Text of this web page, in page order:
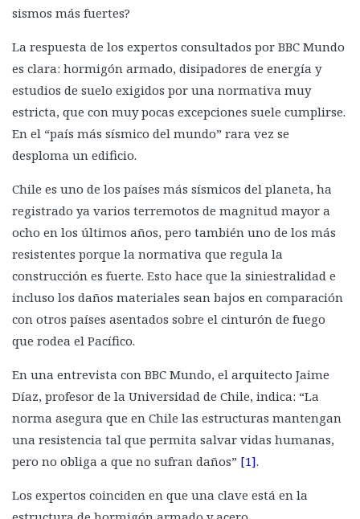
sismos más fuertes?
La respuesta de los expertos consultados por BBC Mundo
es clara: hormigón armado, disipadores de energía y
estudios de suelo exigidos por una normativa muy
estricta, que con muy pocas excepciones suele cumplirse.
En el “país más sísmico del mundo” rara vez se
desploma un edificio.
Chile es uno de los países más sísmicos del planeta, ha
registrado ya varios terremotos de magnitud mayor a
ocho en los últimos años, pero también uno de los más
resistentes porque la normativa que regula la
construcción es fuerte. Esto hace que la siniestralidad e
incluso los daños materiales sean bajos en comparación
con otros países asentados sobre el cinturón de fuego
que rodea el Pacífico.
En una entrevista con BBC Mundo, el arquitecto Jaime
Díaz, profesor de la Universidad de Chile, indica: “La
norma asegura que en Chile las estructuras mantengan
una resistencia tal que permita salvar vidas humanas,
pero no obliga a que no sufran daños” [1].
Los expertos coinciden en que una clave está en la